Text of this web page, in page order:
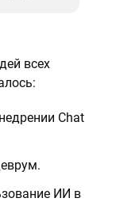
всех
Chat
ИИ в